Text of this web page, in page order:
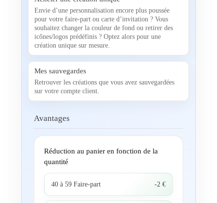
Envie d’une personnalisation encore plus poussée
pour votre faire-part ou carte d’invitation ? Vous
souhaitez changer la couleur de fond ou retirer des
icônes/logos prédéfinis ? Optez alors pour une
création unique sur mesure.
Mes sauvegardes
Retrouver les créations que vous avez sauvegardées
sur votre compte client.
Avantages
Réduction au panier en fonction de la
quantité
40 à 59 Faire-part -2 €